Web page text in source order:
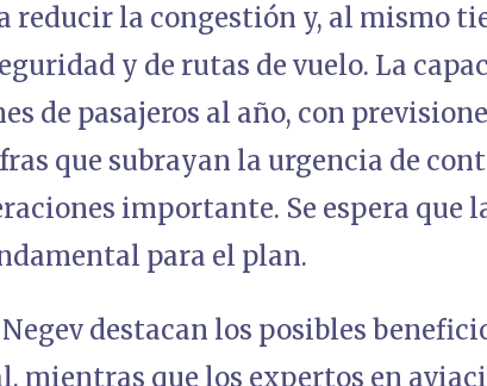
reducir la congestión y, al mismo
y de rutas de vuelo. La
de pasajeros al año, con
que subrayan la urgencia de
importante. Se espera que
para el plan.
destacan los posibles
mientras que los expertos en